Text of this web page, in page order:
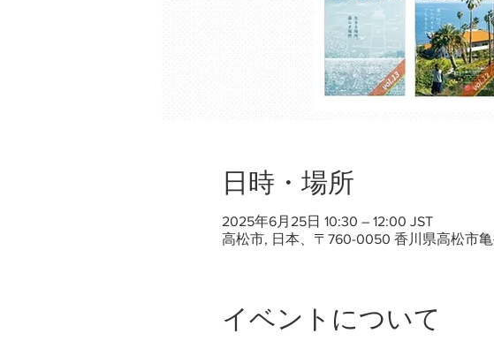
日時・場所
2025年6月25日 10:30 – 12:00 JST
高松市, 日本、〒760-0050 香川県高松市亀
イベントについて